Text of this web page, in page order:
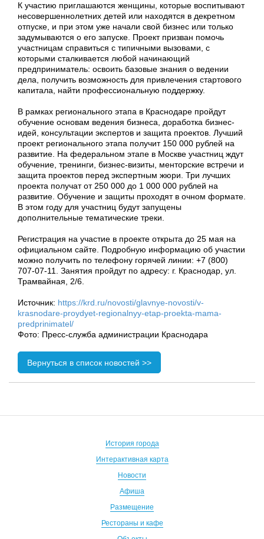
К участию приглашаются женщины, которые воспитывают
несовершеннолетних детей или находятся в декретном
отпуске, и при этом уже начали свой бизнес или только
задумываются о его запуске. Проект призван помочь
участницам справиться с типичными вызовами, с
которыми сталкивается любой начинающий
предприниматель: освоить базовые знания о ведении
дела, получить возможность для привлечения стартового
капитала, найти профессиональную поддержку.
В рамках регионального этапа в Краснодаре пройдут
обучение основам ведения бизнеса, доработка бизнес-
идей, консультации экспертов и защита проектов. Лучший
проект регионального этапа получит 150 000 рублей на
развитие. На федеральном этапе в Москве участниц ждут
обучение, тренинги, бизнес-визиты, менторские встречи и
защита проектов перед экспертным жюри. Три лучших
проекта получат от 250 000 до 1 000 000 рублей на
развитие. Обучение и защиты проходят в очном формате.
В этом году для участниц будут запущены
дополнительные тематические треки.
Регистрация на участие в проекте открыта до 25 мая на
официальном сайте. Подробную информацию об участии
можно получить по телефону горячей линии: +7 (800)
707-07-11. Занятия пройдут по адресу: г. Краснодар, ул.
Трамвайная, 2/6.
Источник: https://krd.ru/novosti/glavnye-novosti/v-
krasnodare-proydyet-regionalnyy-etap-proekta-mama-
predprinimatel/
Фото: Пресс-служба администрации Краснодара
Вернуться в список новостей >>
История города
Интерактивная карта
Новости
Афиша
Размещение
Рестораны и кафе